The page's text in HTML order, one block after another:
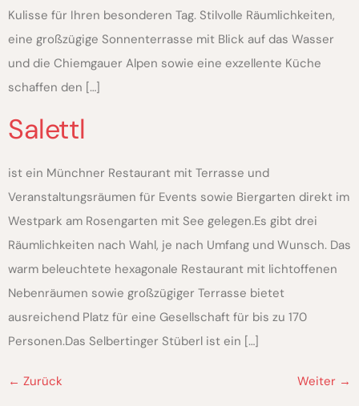
Kulisse für Ihren besonderen Tag. Stilvolle Räumlichkeiten,
eine großzügige Sonnenterrasse mit Blick auf das Wasser
und die Chiemgauer Alpen sowie eine exzellente Küche
schaffen den […]
Salettl
ist ein Münchner Restaurant mit Terrasse und
Veranstaltungsräumen für Events sowie Biergarten direkt im
Westpark am Rosengarten mit See gelegen.Es gibt drei
Räumlichkeiten nach Wahl, je nach Umfang und Wunsch. Das
warm beleuchtete hexagonale Restaurant mit lichtoffenen
Nebenräumen sowie großzügiger Terrasse bietet
ausreichend Platz für eine Gesellschaft für bis zu 170
Personen.Das Selbertinger Stüberl ist ein […]
← Zurück Weiter →